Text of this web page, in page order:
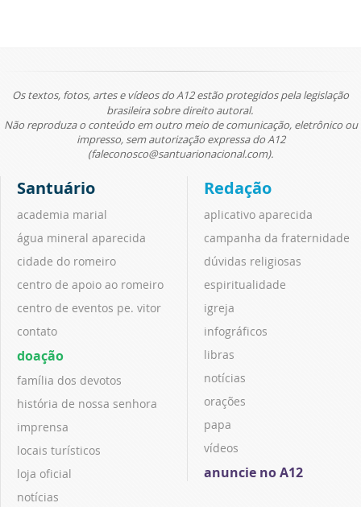
Os textos, fotos, artes e vídeos do A12 estão protegidos pela legislação
brasileira sobre direito autoral.
Não reproduza o conteúdo em outro meio de comunicação, eletrônico ou
impresso, sem autorização expressa do A12
(faleconosco@santuarionacional.com).
Santuário
academia marial
água mineral aparecida
cidade do romeiro
centro de apoio ao romeiro
centro de eventos pe. vitor
contato
doação
família dos devotos
história de nossa senhora
imprensa
locais turísticos
loja oficial
notícias
Redação
aplicativo aparecida
campanha da fraternidade
dúvidas religiosas
espiritualidade
igreja
infográficos
libras
notícias
orações
papa
vídeos
anuncie no A12